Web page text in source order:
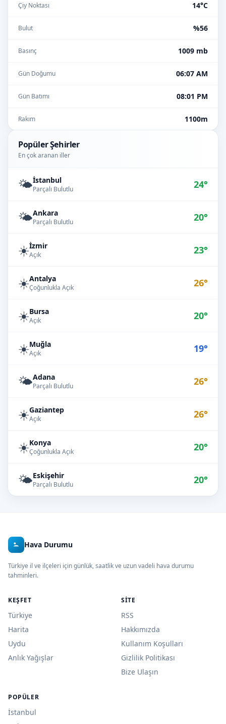
Çiy Noktası 14°C
Bulut %56
Basınç 1009 mb
Gün Doğumu 06:07 AM
Gün Batımı 08:01 PM
Rakım 1100m
Popüler Şehirler
En çok aranan iller
🌤️İstanbul
Parçalı Bulutlu 24°
🌤️Ankara
Parçalı Bulutlu 20°
☀️İzmir
Açık 23°
☀️Antalya
Çoğunlukla Açık 26°
☀️Bursa
Açık 20°
☀️Muğla
Açık 19°
🌤️Adana
Parçalı Bulutlu 26°
☀️Gaziantep
Açık 26°
☀️Konya
Çoğunlukla Açık 20°
🌤️Eskişehir
Parçalı Bulutlu 20°
Hava Durumu
Türkiye il ve ilçeleri için günlük, saatlik ve uzun vadeli hava durumu
tahminleri.
KEŞFET
Türkiye
Harita
Uydu
Anlık Yağışlar
SITE
RSS
Hakkımızda
Kullanım Koşulları
Gizlilik Politikası
Bize Ulaşın
POPÜLER
İstanbul